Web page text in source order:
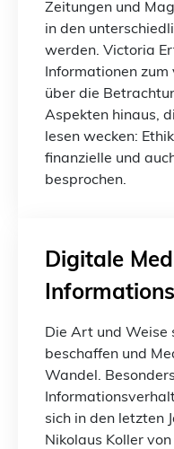
Zeitungen und
in den
werden. Victoria
Informationen
über die
Aspekten hinaus,
lesen wecken:
finanzielle und
besprochen.
Digitale
Die Art und Weise
beschaffen und
Wandel.
sich in den letzten
Nikolaus Koller